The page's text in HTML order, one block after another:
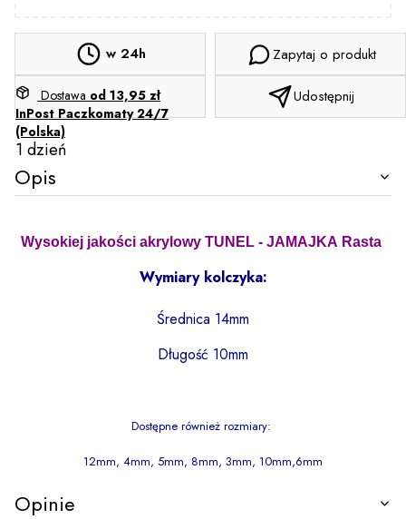
w 24h
Dostawa od 13,95 zł
InPost Paczkomaty 24/7
(Polska)
1 dzień
Zapytaj o produkt
Udostępnij
Opis
Wysokiej jakości akrylowy TUNEL - JAMAJKA Rasta
Wymiary kolczyka:
Średnica 14mm
Długość 10mm
Dostępne również rozmiary:
12mm, 4mm, 5mm, 8mm, 3mm, 10mm,6mm
Opinie